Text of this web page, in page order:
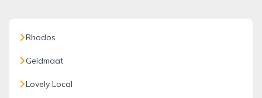
Rhodos
Geldmaat
Lovely Local